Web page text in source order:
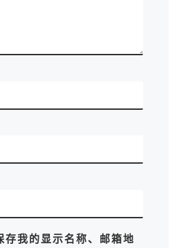
存我的显示名称、邮箱地